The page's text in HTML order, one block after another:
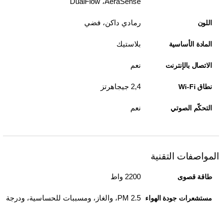
اللون رمادي داكن، فضي
المادة الأساسية بلاستيك
الاتصال بالإنترنت نعم
نطاق Wi-Fi 2,4 جيجاهرتز
التحكّم الصوتي نعم
المواصفات التقنية
طاقة قصوى 2200 واط
مستشعرات جودة الهواء
PM 2.5، والغاز، ومسببات للحساسية، ودرجة